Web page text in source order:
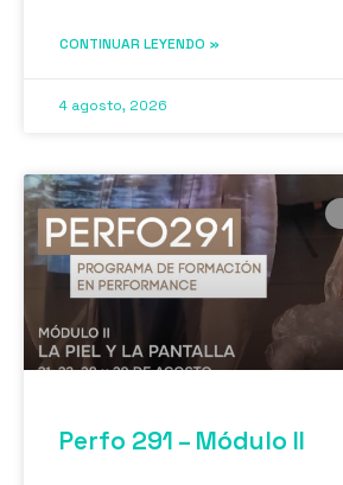
CONTINUAR LEYENDO »
4 agosto, 2026
Perfo 291 – Módulo II